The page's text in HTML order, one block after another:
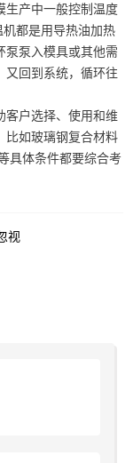
生产中一般控制温度
都是用导热油加热
泵泵入模具或其他需
又回到系统，循环往
客户选择、使用和维
比如玻璃钢复合材料
具体条件都要综合考
视